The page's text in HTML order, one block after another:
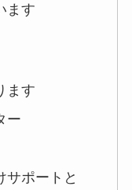
ます
ます
ー
サポートと